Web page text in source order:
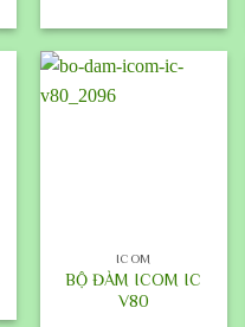
ICOM
BỘ ĐÀM ICOM IC
V80